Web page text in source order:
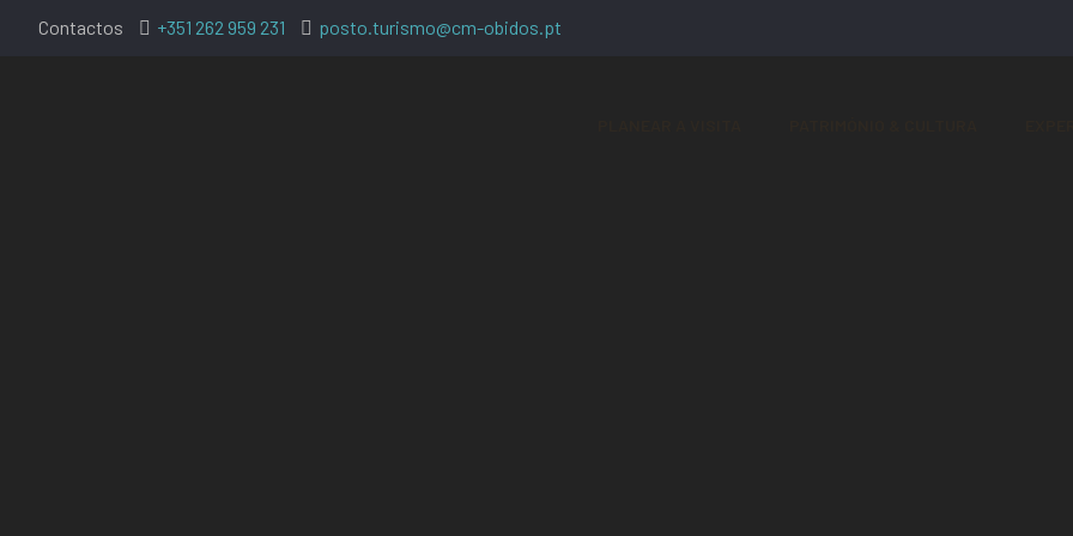
Contactos +351 262 959 231 posto.turismo@cm-obidos.pt